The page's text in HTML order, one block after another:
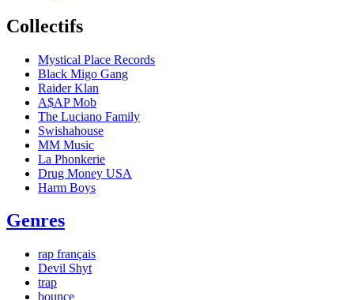
Collectifs
Mystical Place Records
Black Migo Gang
Raider Klan
A$AP Mob
The Luciano Family
Swishahouse
MM Music
La Phonkerie
Drug Money USA
Harm Boys
Genres
rap français
Devil Shyt
trap
bounce